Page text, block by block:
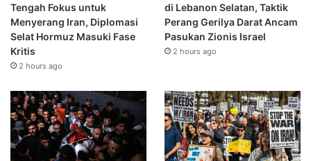
Tengah Fokus untuk
Menyerang Iran, Diplomasi
Selat Hormuz Masuki Fase
Kritis
2 hours ago
di Lebanon Selatan, Taktik
Perang Gerilya Darat Ancam
Pasukan Zionis Israel
2 hours ago